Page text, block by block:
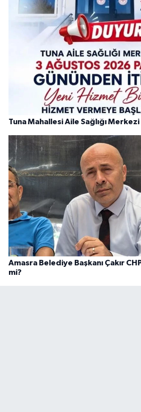
Tuna Mahallesi Aile Sağlığı Merkezi
Amasra Belediye Başkanı Çakır
mi?